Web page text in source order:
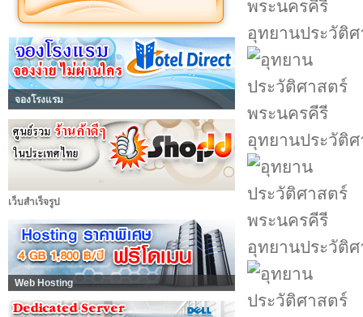
จองโรงแรม
เว็บสำเร็จรูป
Web Hosting
อุทยานประวัติ
อุทยานประวัติ
อุทยานประวัติ